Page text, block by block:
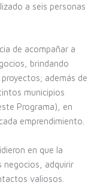
a seis personas
de acompañar a
brindando
además de
municipios
Programa), en
emprendimiento.
en que la
negocios, adquirir
valiosos.